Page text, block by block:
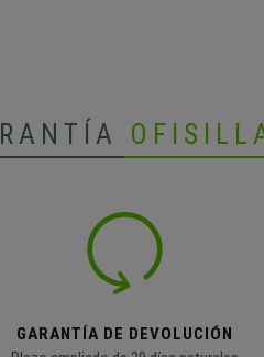
GARANTÍA DE DEVOLUCIÓN